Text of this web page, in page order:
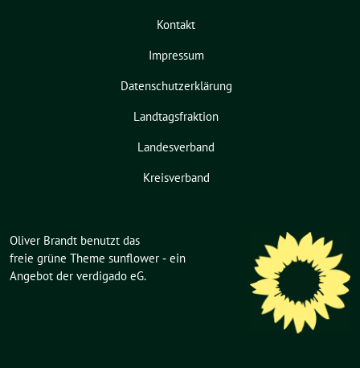
Kontakt
Impressum
Datenschutzerklärung
Landtagsfraktion
Landesverband
Kreisverband
Oliver Brandt benutzt das
freie grüne Theme sunflower ‐ ein
Angebot der verdigado eG.